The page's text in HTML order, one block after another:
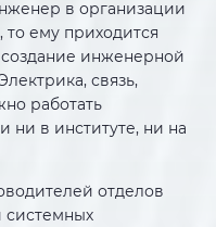
в организации
то ему приходится
создание инженерной
связь,
работать
ни в институте, ни на
отделов
системных